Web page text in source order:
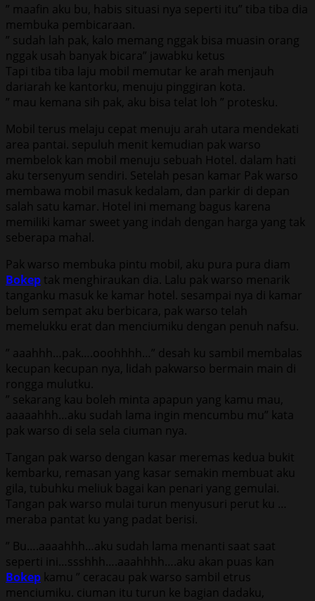
” maafin aku bu, habis situasi nya seperti itu” tiba tiba dia
membuka pembicaraan.
” sudah lah pak, kalo memang nggak bisa muasin orang
nggak usah banyak bicara” jawabku ketus
Tapi tiba tiba laju mobil memutar ke arah menjauh
dariarah ke kantorku, menuju pinggiran kota.
” mau kemana sih pak, aku bisa telat loh ” protesku.
Mobil terus melaju cepat menuju arah utara mendekati
area pantai. sepuluh menit kemudian pak warso
membelok kan mobil menuju sebuah Hotel. dalam hati
aku tersenyum sendiri. Setelah pesan kamar Pak warso
membawa mobil masuk kedalam, dan parkir di depan
salah satu kamar. Hotel ini memang bagus karena
memiliki kamar sweet yang indah dengan harga yang tak
seberapa mahal.
Pak warso membuka pintu mobil, aku pura pura diam
Bokep tak menghiraukan dia. Lalu pak warso menarik
tanganku masuk ke kamar hotel. sesampai nya di kamar
belum sempat aku berbicara, pak warso telah
memelukku erat dan menciumiku dengan penuh nafsu.
” aaahhh…pak….ooohhhh…” desah ku sambil membalas
kecupan kecupan nya, lidah pakwarso bermain main di
rongga mulutku.
” sekarang kau boleh minta apapun yang kamu mau,
aaaaahhh…aku sudah lama ingin mencumbu mu” kata
pak warso di sela sela ciuman nya.
Tangan pak warso dengan kasar meremas kedua bukit
kembarku, remasan yang kasar semakin membuat aku
gila, tubuhku meliuk bagai kan penari yang gemulai.
Tangan pak warso mulai turun menyusuri perut ku …
meraba pantat ku yang padat berisi.
” Bu….aaaahhh…aku sudah lama menanti saat saat
seperti ini…ssshhh….aaahhhh….aku akan puas kan
Bokep kamu ” ceracau pak warso sambil etrus
menciumiku. ciuman itu turun ke bagian dadaku,